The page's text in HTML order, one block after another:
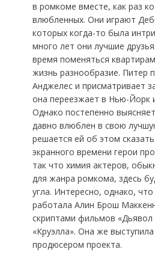
в ромкоме вместе, как раз
влюбленных. Они играют
которых когда-то была
много лет они лучшие
время поменяться
жизнь разнообразие. Питер
Анджелес и присматривает
она переезжает в Нью-Йорк
Однако постепенно
давно влюблен в свою
решается ей об этом
экранного времени герои
так что химия актеров,
для жанра ромкома, здесь
угла. Интересно, однако,
работала Алин Брош
скриптами фильмов «Дьявол
«Круэлла». Она же
продюсером проекта.